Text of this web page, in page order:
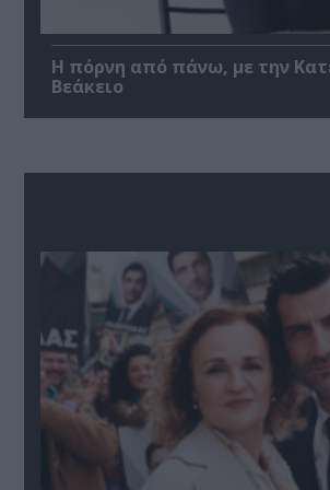
Η πόρνη από πάνω, με την
Βεάκειο